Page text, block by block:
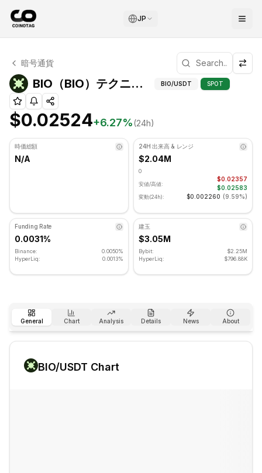
JP
BIO テクニカル分析
BIO 現在 $0.02524 で取引されています. RSI指標は
暗号通貨
BIO（BIO）テクニカル指標 BIO（BIO）テ
BIO/USDT SPOT
$0.02524+6.27%(24h)
時価総額
N/A
24H 出来高 & レンジ
$2.04M
0
安値/高値:
$0.02357
$0.02583
変動(24h): $0.002260 (9.59%)
Funding Rate
0.0031%
Binance:
0.0050%
HyperLiq:
0.0013%
建玉
$3.05M
Bybit:
$2.25M
HyperLiq:
$796.88K
General Chart Analysis Details News About
BIO/USDT Chart